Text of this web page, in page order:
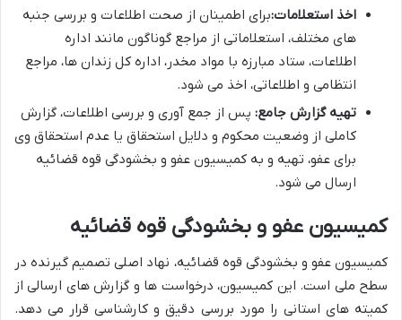
اخذ استعلامات:برای اطمینان از صحت اطلاعات و بررسی جنبه
های مختلف، استعلاماتی از مراجع گوناگون مانند اداره
اطلاعات، ستاد مبارزه با مواد مخدر، اداره کل زندان ها، مراجع
انتظامی و اطلاعاتی، اخذ می شود.
تهیه گزارش جامع: پس از جمع آوری و بررسی اطلاعات، گزارش
کاملی از وضعیت محکوم و دلایل استحقاق یا عدم استحقاق وی
برای عفو، تهیه و به کمیسیون عفو و بخشودگی قوه قضائیه
ارسال می شود.
کمیسیون عفو و بخشودگی قوه قضائیه
کمیسیون عفو و بخشودگی قوه قضائیه، نهاد اصلی تصمیم گیرنده در
سطح ملی است. این کمیسیون، درخواست ها و گزارش های ارسالی از
کمیته های استانی را مورد بررسی دقیق و کارشناسی قرار می دهد.